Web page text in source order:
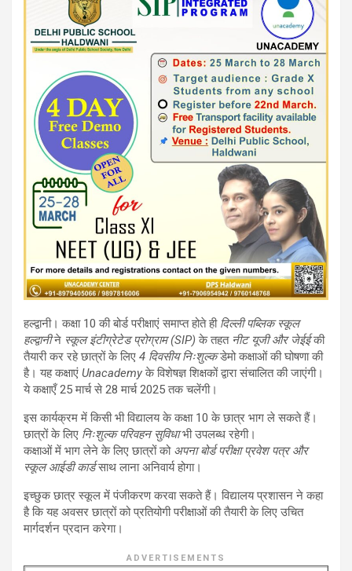
हल्द्वानी। कक्षा 10 की बोर्ड परीक्षाएं समाप्त होते ही दिल्ली पब्लिक स्कूल
हल्द्वानीने स्कूल इंटीग्रेटेड प्रोग्राम (SIP) के तहत नीट यूजी और जेईईकी
तैयारी कर रहे छात्रों के लिए 4 दिवसीय निःशुल्कडेमो कक्षाओं की घोषणा की
है। यह कक्षाएं Unacademyके विशेषज्ञ शिक्षकों द्वारा संचालित की जाएंगी।
ये कक्षाएँ 25 मार्च से 28 मार्च 2025 तक चलेंगी।
इस कार्यक्रम में किसी भी विद्यालय के कक्षा 10 के छात्र भाग ले सकते हैं।
छात्रों के लिए निःशुल्क परिवहन सुविधाभी उपलब्ध रहेगी।
कक्षाओं में भाग लेने के लिए छात्रों को अपना बोर्ड परीक्षा प्रवेश पत्र और
स्कूल आईडी कार्डसाथ लाना अनिवार्य होगा।
इच्छुक छात्र स्कूल में पंजीकरण करवा सकते हैं। विद्यालय प्रशासन ने कहा
है कि यह अवसर छात्रों को प्रतियोगी परीक्षाओं की तैयारी के लिए उचित
मार्गदर्शन प्रदान करेगा।
ADVERTISEMENTS